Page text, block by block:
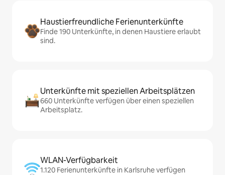
Haustierfreundliche Ferienunterkünfte
Finde 190 Unterkünfte, in denen Haustiere erlaubt
sind.
Unterkünfte mit speziellen Arbeitsplätzen
660 Unterkünfte verfügen über einen speziellen
Arbeitsplatz.
WLAN-Verfügbarkeit
1.120 Ferienunterkünfte in Karlsruhe verfügen